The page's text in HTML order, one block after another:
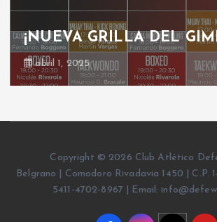
¡NUEVA GRILLA DEL
abril 1, 2025
Copyright © 2026 Club Atlético
Belgrano | Comodoro Rivadavia 1450 | C.P.
5411-4702-8967 | Email: